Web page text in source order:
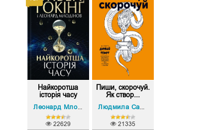
Найкоротша
історія часу
Леонард Млодінов Стівен Гокінґ
22629
Пиши, скорочуй.
Як створ...
Людмила Саричєва
21335